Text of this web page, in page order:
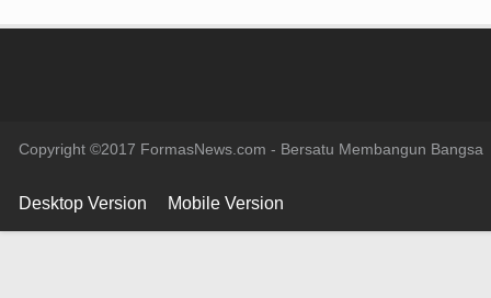
Copyright ©2017 FormasNews.com - Bersatu Membangun Bangsa
Desktop Version Mobile Version